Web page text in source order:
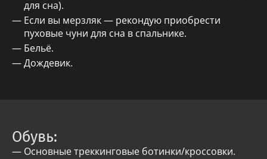
для сна).
Если вы мерзляк — рекондую приобрести
пуховые чуни для сна в спальнике.
Бельё.
Дождевик.
Обувь:
Основные треккинговые ботинки/кроссовки.